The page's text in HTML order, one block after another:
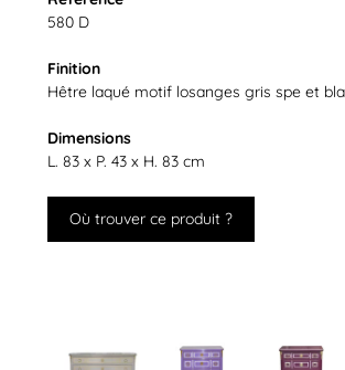
580 D
Finition
Hêtre laqué motif losanges gris spe et
Dimensions
L. 83 x P. 43 x H. 83 cm
Où trouver ce produit ?